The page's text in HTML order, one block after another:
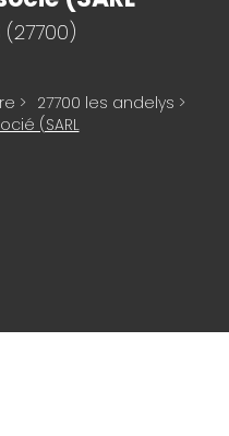
(27700)
> 27700 les andelys >
(SARL